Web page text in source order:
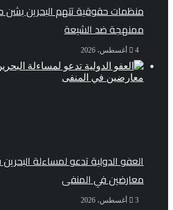
منظمات حقوقية تتهم البحرين
ممنهجة ضد الشيعة
4 أغسطس، 2026
العفو الدولية تدعو لمساءلة
معارضين في المنفى
3 أغسطس، 2026